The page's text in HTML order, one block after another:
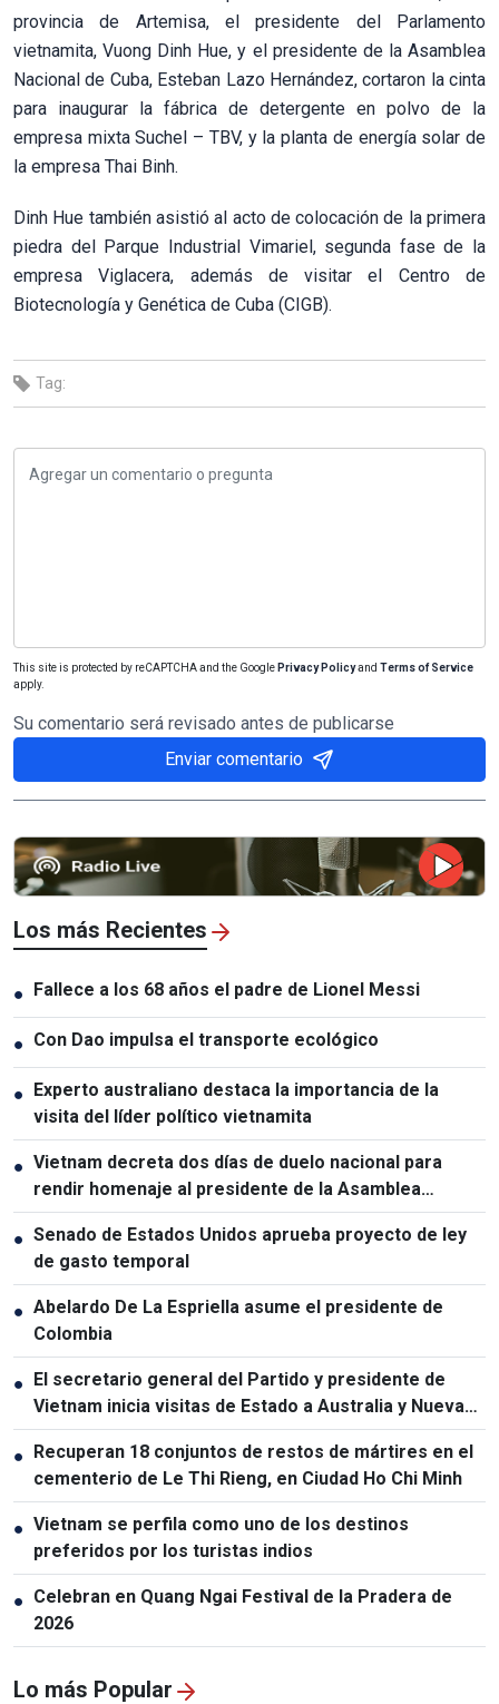
provincia de Artemisa, el presidente del Parlamento
vietnamita, Vuong Dinh Hue, y el presidente de la Asamblea
Nacional de Cuba, Esteban Lazo Hernández, cortaron la cinta
para inaugurar la fábrica de detergente en polvo de la
empresa mixta Suchel – TBV, y la planta de energía solar de
la empresa Thai Binh.
Dinh Hue también asistió al acto de colocación de la primera
piedra del Parque Industrial Vimariel, segunda fase de la
empresa Viglacera, además de visitar el Centro de
Biotecnología y Genética de Cuba (CIGB).
Tag:
This site is protected by reCAPTCHA and the Google Privacy Policyand Terms of Service
apply.
Su comentario será revisado antes de publicarse
Enviar comentario
Los más Recientes
● Fallece a los 68 años el padre de Lionel Messi
● Con Dao impulsa el transporte ecológico
● Experto australiano destaca la importancia de la
visita del líder político vietnamita
● Vietnam decreta dos días de duelo nacional para
rendir homenaje al presidente de la Asamblea
Nacional de Laos
● Senado de Estados Unidos aprueba proyecto de ley
de gasto temporal
● Abelardo De La Espriella asume el presidente de
Colombia
● El secretario general del Partido y presidente de
Vietnam inicia visitas de Estado a Australia y Nueva
Zelanda
● Recuperan 18 conjuntos de restos de mártires en el
cementerio de Le Thi Rieng, en Ciudad Ho Chi Minh
● Vietnam se perfila como uno de los destinos
preferidos por los turistas indios
● Celebran en Quang Ngai Festival de la Pradera de
2026
Lo más Popular